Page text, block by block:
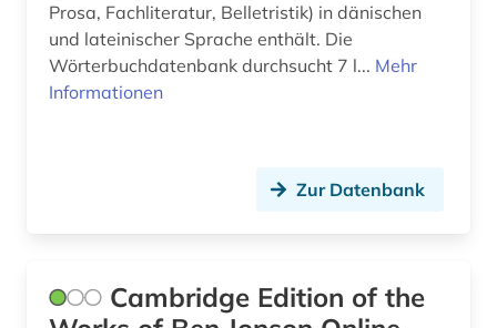
Prosa, Fachliteratur, Belletristik) in dänischen
und lateinischer Sprache enthält. Die
Wörterbuchdatenbank durchsucht 7 l... Mehr
Informationen
Zur Datenbank
Cambridge Edition of the